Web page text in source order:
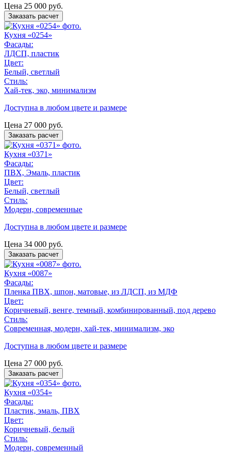
Цена 25 000 руб.
Заказать расчет
Кухня «0254»
Фасады:
ЛДСП, пластик
Цвет:
Белый, светлый
Стиль:
Хай-тек, эко, минимализм
Доступна в любом цвете и размере
Цена 27 000 руб.
Заказать расчет
Кухня «0371»
Фасады:
ПВХ, Эмаль, пластик
Цвет:
Белый, светлый
Стиль:
Модерн, современные
Доступна в любом цвете и размере
Цена 34 000 руб.
Заказать расчет
Кухня «0087»
Фасады:
Пленка ПВХ, шпон, матовые, из ЛДСП, из МДФ
Цвет:
Коричневый, венге, темный, комбинированный, под дерево
Стиль:
Современная, модерн, хай-тек, минимализм, эко
Доступна в любом цвете и размере
Цена 27 000 руб.
Заказать расчет
Кухня «0354»
Фасады:
Пластик, эмаль, ПВХ
Цвет:
Коричневый, белый
Стиль:
Модерн, современный